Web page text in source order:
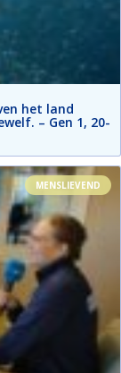
het land
– Gen 1, 20-
MENSLIEVEND